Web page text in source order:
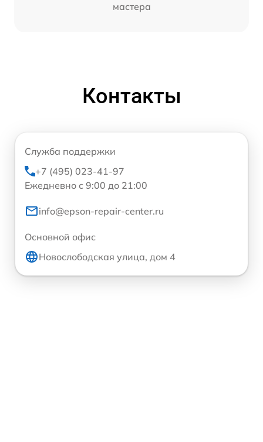
мастера
Контакты
Служба поддержки
+7 (495) 023-41-97
Ежедневно с 9:00 до 21:00
info@epson-repair-center.ru
Основной офис
Новослободская улица, дом 4